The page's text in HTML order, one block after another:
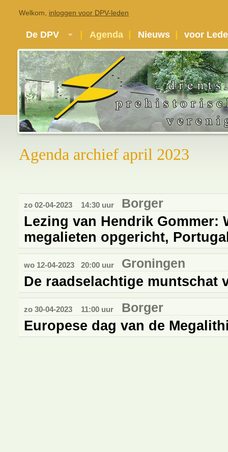
Agenda archief april 2023
zo 02-04-2023 14:30 uur Borger
Lezing van Hendrik Gommer:
megalieten opgericht,
wo 12-04-2023 20:00 uur Groningen
De raadselachtige muntschat
zo 30-04-2023 11:00 uur Borger
Europese dag van de
Welkom, inloggen voor DPV-leden
De DPV Agenda Nieuws voor